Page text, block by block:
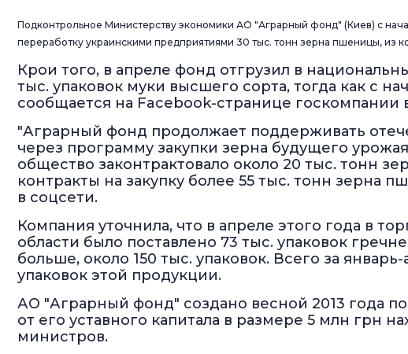
Подконтрольное Министерству экономики АО "Аграрный фонд" (Киев) с
переработку украинскими предприятиями 30 тыс. тонн зерна пшеницы, из
Крои того, в апреле фонд отгрузил в
тыс. упаковок муки высшего сорта, тогда как с
сообщается на Facebook-странице госкомпании
"Аграрный фонд продолжает поддерживать
через программу закупки зерна будущего
общество законтрактовало около 20 тыс. тонн
контракты на закупку более 55 тыс. тонн зерна
в соцсети.
Компания уточнила, что в апреле этого года в
области было поставлено 73 тыс. упаковок
больше, около 150 тыс. упаковок. Всего за
упаковок этой продукции.
АО "Аграрный фонд" создано весной 2013 года
от его уставного капитала в размере 5 млн грн
министров.